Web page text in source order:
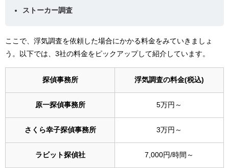
ストーカー調査
ここで、浮気調査を依頼した場合にかかる料金をみていきましょ
う。以下では、3社の料金をピックアップして紹介しています。
探偵事務所 浮気調査の料金(税込)
原一探偵事務所 5万円～
さくら幸子探偵事務所 3万円～
ラビット探偵社 7,000円/時間～